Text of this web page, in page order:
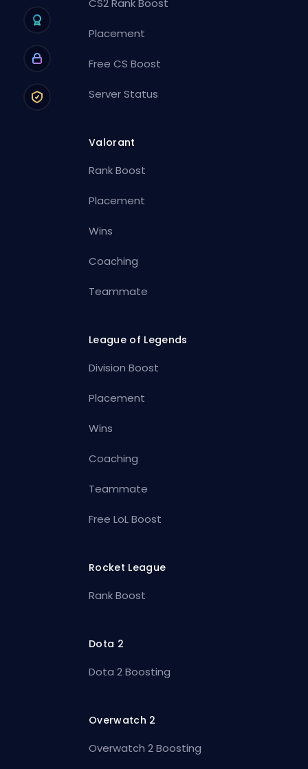
Placement
Free CS Boost
Server Status
Valorant
Rank Boost
Placement
Wins
Coaching
Teammate
League of Legends
Division Boost
Placement
Wins
Coaching
Teammate
Free LoL Boost
Rocket League
Rank Boost
Dota 2
Dota 2 Boosting
Overwatch 2
Overwatch 2 Boosting